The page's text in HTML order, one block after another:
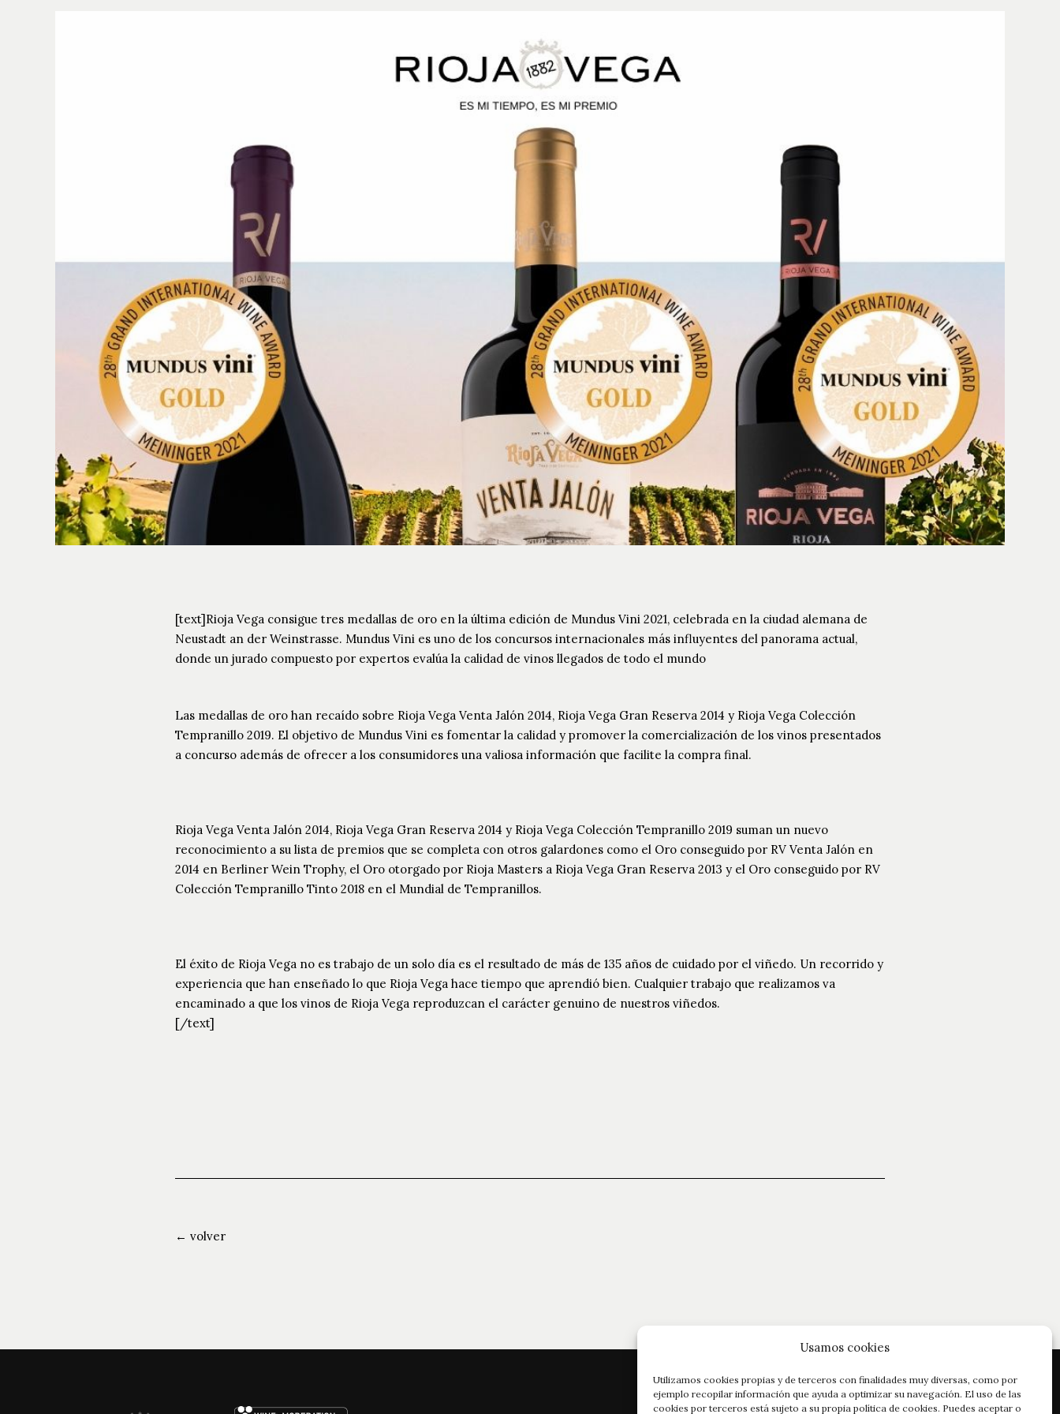
Usamos cookies
Utilizamos cookies propias y de terceros con finalidades muy diversas, como por
ejemplo recopilar información que ayuda a optimizar su navegación. El uso de las
cookies por terceros está sujeto a su propia política de cookies. Puedes aceptar o
[text]Rioja Vega consigue tres medallas de oro en la última edición de Mundus Vini 2021, celebrada en la ciudad alemana de
Neustadt an der Weinstrasse. Mundus Vini es uno de los concursos internacionales más influyentes del panorama actual,
donde un jurado compuesto por expertos evalúa la calidad de vinos llegados de todo el mundo
Las medallas de oro han recaído sobre Rioja Vega Venta Jalón 2014, Rioja Vega Gran Reserva 2014 y Rioja Vega Colección
Tempranillo 2019. El objetivo de Mundus Vini es fomentar la calidad y promover la comercialización de los vinos presentados
a concurso además de ofrecer a los consumidores una valiosa información que facilite la compra final.
Rioja Vega Venta Jalón 2014, Rioja Vega Gran Reserva 2014 y Rioja Vega Colección Tempranillo 2019 suman un nuevo
reconocimiento a su lista de premios que se completa con otros galardones como el Oro conseguido por RV Venta Jalón en
2014 en Berliner Wein Trophy, el Oro otorgado por Rioja Masters a Rioja Vega Gran Reserva 2013 y el Oro conseguido por RV
Colección Tempranillo Tinto 2018 en el Mundial de Tempranillos.
El éxito de Rioja Vega no es trabajo de un solo día es el resultado de más de 135 años de cuidado por el viñedo. Un recorrido y
experiencia que han enseñado lo que Rioja Vega hace tiempo que aprendió bien. Cualquier trabajo que realizamos va
encaminado a que los vinos de Rioja Vega reproduzcan el carácter genuino de nuestros viñedos.
[/text]
← volver